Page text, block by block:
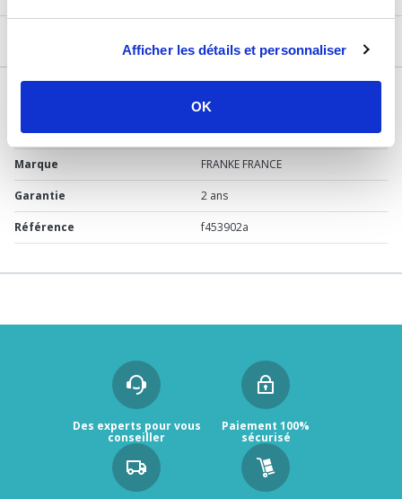
Afficher les détails et personnaliser
OK
Usage Vide
Marque FRANKE FRANCE
Garantie 2 ans
Référence f453902a
Des experts pour vous
conseiller
Paiement 100%
sécurisé